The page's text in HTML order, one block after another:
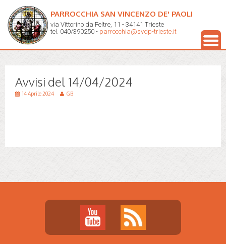
PARROCCHIA SAN VINCENZO DE' PAOLI
via Vittorino da Feltre, 11 - 34141 Trieste
tel. 040/390250 - parrocchia@svdp-trieste.it
Avvisi del 14/04/2024
14 Aprile 2024 GB